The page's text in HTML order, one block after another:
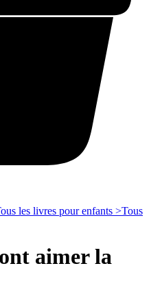
les livres pour enfants >Tous
aimer la